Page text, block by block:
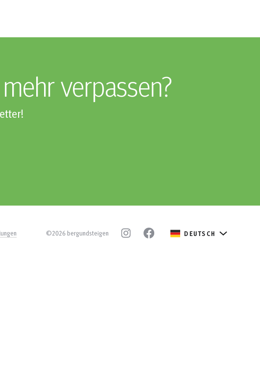
verpassen?
©2026 bergundsteigen DEUTSCH